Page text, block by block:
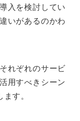
入を検討してい
いがあるのかわ
れぞれのサービ
用すべきシーン
す。